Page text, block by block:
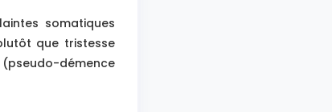
somatiques
que tristesse
démence